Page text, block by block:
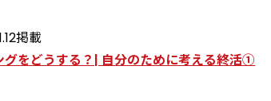
掲載
グをどうする？| 自分のために考える終活①